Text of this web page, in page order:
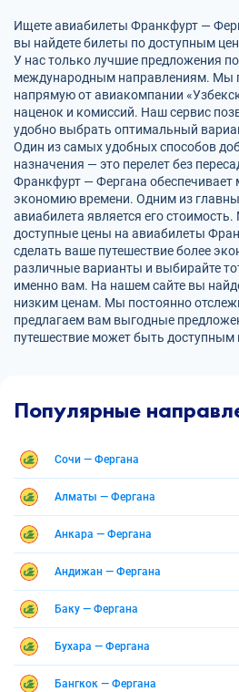
Ищете авиабилеты Франкфурт —
вы найдете билеты по доступным
У нас только лучшие предложения
международным направлениям. Мы
напрямую от авиакомпании
наценок и комиссий. Наш сервис
удобно выбрать оптимальный
Один из самых удобных способов
назначения — это перелет без
Франкфурт — Фергана
экономию времени. Одним из
авиабилета является его
доступные цены на авиабилеты
сделать ваше путешествие более
различные варианты и выбирайте
именно вам. На нашем сайте вы
низким ценам. Мы постоянно
предлагаем вам выгодные
путешествие может быть доступным
Популярные
Сочи — Фергана
Алматы — Фергана
Анкара — Фергана
Андижан — Фергана
Баку — Фергана
Бухара — Фергана
Бангкок — Фергана